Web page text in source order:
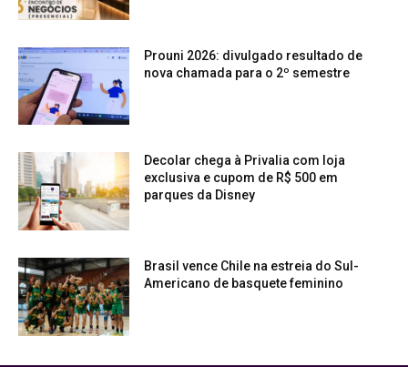
Prouni 2026: divulgado resultado de
nova chamada para o 2º semestre
Decolar chega à Privalia com loja
exclusiva e cupom de R$ 500 em
parques da Disney
Brasil vence Chile na estreia do Sul-
Americano de basquete feminino